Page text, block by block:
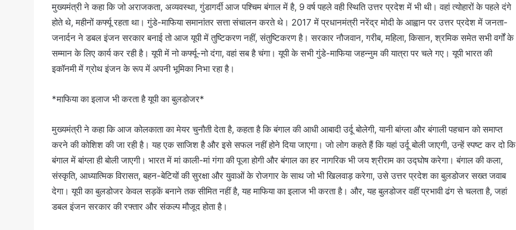
मुख्यमंत्री ने कहा कि जो अराजकता, अव्यवस्था, गुंडागर्दी आज पश्चिम बंगाल में है, 9 वर्ष पहले वही स्थिति उत्तर प्रदेश में भी थी। वहां त्योहारों के पहले दंगे
होते थे, महीनों कर्फ्यू रहता था। गुंडे-माफिया समानांतर सत्ता संचालन करते थे। 2017 में प्रधानमंत्री नरेंद्र मोदी के आह्वान पर उत्तर प्रदेश में जनता-
जनार्दन ने डबल इंजन सरकार बनाई तो आज यूपी में तुष्टिकरण नहीं, संतुष्टिकरण है। सरकार नौजवान, गरीब, महिला, किसान, श्रमिक समेत सभी वर्गों के
सम्मान के लिए कार्य कर रही है। यूपी में नो कर्फ्यू-नो दंगा, वहां सब है चंगा। यूपी के सभी गुंडे-माफिया जहन्नुम की यात्रा पर चले गए। यूपी भारत की
इकॉनमी में ग्रोथ इंजन के रूप में अपनी भूमिका निभा रहा है।
*माफिया का इलाज भी करता है यूपी का बुलडोजर*
मुख्यमंत्री ने कहा कि आज कोलकाता का मेयर चुनौती देता है, कहता है कि बंगाल की आधी आबादी उर्दू बोलेगी, यानी बांग्ला और बंगाली पहचान को समाप्त
करने की कोशिश की जा रही है। यह एक साजिश है और इसे सफल नहीं होने दिया जाएगा। जो लोग कहते हैं कि यहां उर्दू बोली जाएगी, उन्हें स्पष्ट कर दो कि
बंगाल में बांग्ला ही बोली जाएगी। भारत में मां काली-मां गंगा की पूजा होगी और बंगाल का हर नागरिक भी जय श्रीराम का उद्घोष करेगा। बंगाल की कला,
संस्कृति, आध्यात्मिक विरासत, बहन-बेटियों की सुरक्षा और युवाओं के रोजगार के साथ जो भी खिलवाड़ करेगा, उसे उत्तर प्रदेश का बुलडोजर सख्त जवाब
देगा। यूपी का बुलडोजर केवल सड़कें बनाने तक सीमित नहीं है, यह माफिया का इलाज भी करता है। और, यह बुलडोजर वहीं प्रभावी ढंग से चलता है, जहां
डबल इंजन सरकार की रफ्तार और संकल्प मौजूद होता है।